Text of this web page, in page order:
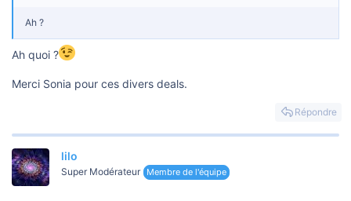
Ah ?
Ah quoi ?
Merci Sonia pour ces divers deals.
Répondre
lilo
Super Modérateur Membre de l'équipe